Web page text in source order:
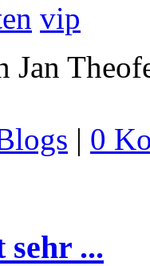
vip
Jan
| 0
sehr ...